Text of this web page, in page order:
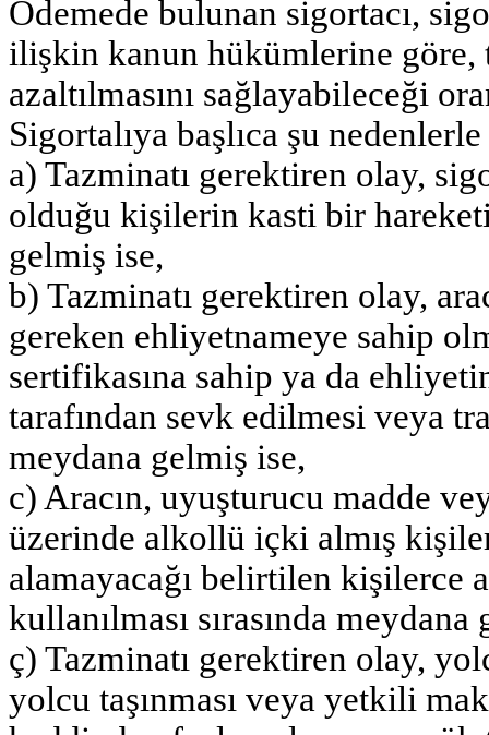
Ödemede bulunan sigortacı,
ilişkin kanun hükümlerine göre,
azaltılmasını sağlayabileceği
Sigortalıya başlıca şu
a) Tazminatı gerektiren olay,
olduğu kişilerin kasti bir
gelmiş ise,
b) Tazminatı gerektiren olay,
gereken ehliyetnameye sahip
sertifikasına sahip ya da
tarafından sevk edilmesi veya
meydana gelmiş ise,
c) Aracın, uyuşturucu madde
üzerinde alkollü içki almış
alamayacağı belirtilen kişilerce
kullanılması sırasında
ç) Tazminatı gerektiren olay,
yolcu taşınması veya yetkili